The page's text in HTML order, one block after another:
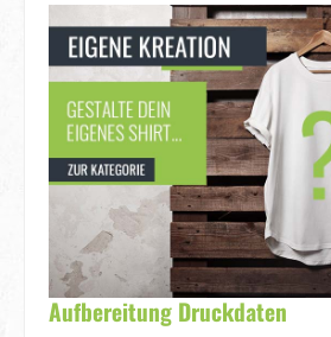
Aufbereitung Druckdaten